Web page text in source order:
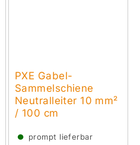
PXE Gabel-
Sammelschiene
Neutralleiter 10 mm²
/ 100 cm
● prompt lieferbar